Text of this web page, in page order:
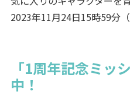
2023年11月24日15時59分（
「1周年記念ミッ
中！